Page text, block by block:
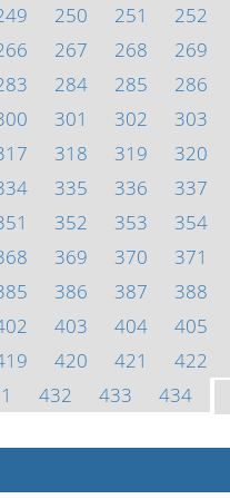
250 251 252
267 268 269
284 285 286
301 302 303
318 319 320
335 336 337
352 353 354
369 370 371
386 387 388
403 404 405
420 421 422
432 433 434